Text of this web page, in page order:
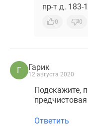
пр-т д. 183-
0 0
Г Гарик
12 августа 2020
Подскажите,
Ответить